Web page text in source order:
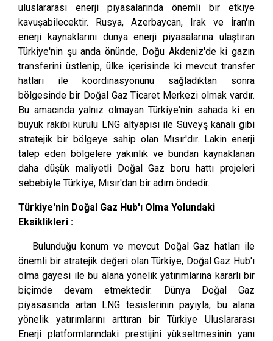
uluslararası enerji piyasalarında önemli bir etkiye
kavuşabilecektir. Rusya, Azerbaycan, Irak ve İran'ın
enerji kaynaklarını dünya enerji piyasalarına ulaştıran
Türkiye'nin şu anda önünde, Doğu Akdeniz'de ki gazın
transferini üstlenip, ülke içerisinde ki mevcut transfer
hatları ile koordinasyonunu sağladıktan sonra
bölgesinde bir Doğal Gaz Ticaret Merkezi olmak vardır.
Bu amacında yalnız olmayan Türkiye'nin sahada ki en
büyük rakibi kurulu LNG altyapısı ile Süveyş kanalı gibi
stratejik bir bölgeye sahip olan Mısır'dır. Lakin enerji
talep eden bölgelere yakınlık ve bundan kaynaklanan
daha düşük maliyetli Doğal Gaz boru hattı projeleri
sebebiyle Türkiye, Mısır'dan bir adım öndedir.
Türkiye'nin Doğal Gaz Hub'ı Olma Yolundaki
Eksiklikleri :
Bulunduğu konum ve mevcut Doğal Gaz hatları ile
önemli bir stratejik değeri olan Türkiye, Doğal Gaz Hub'ı
olma gayesi ile bu alana yönelik yatırımlarına kararlı bir
biçimde devam etmektedir. Dünya Doğal Gaz
piyasasında artan LNG tesislerinin payıyla, bu alana
yönelik yatırımlarını arttıran bir Türkiye Uluslararası
Enerji platformlarındaki prestijini yükseltmesinin yanı